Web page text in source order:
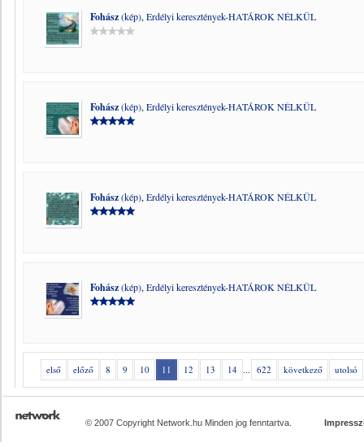
Fohász(kép), Erdélyi keresztények-HATÁROK NÉLKÜL
Fohász(kép), Erdélyi keresztények-HATÁROK NÉLKÜL
Fohász(kép), Erdélyi keresztények-HATÁROK NÉLKÜL
Fohász(kép), Erdélyi keresztények-HATÁROK NÉLKÜL
első előző 8 9 10 11 12 13 14 ... 622 következő utolsó
© 2007 Copyright Network.hu Minden jog fenntartva.